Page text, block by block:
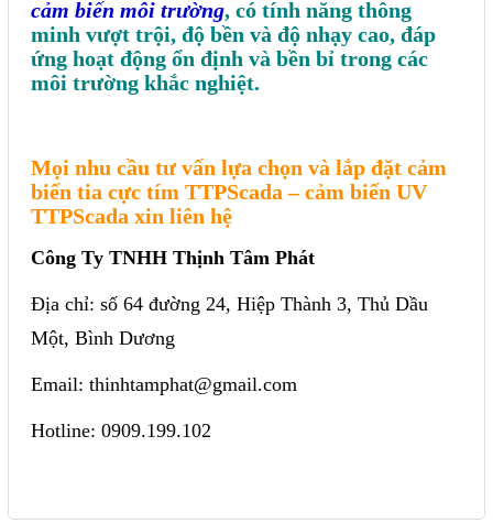
cảm biến môi trường, có tính năng thông
minh vượt trội, độ bền và độ nhạy cao, đáp
ứng hoạt động ổn định và bền bỉ trong các
môi trường khắc nghiệt.
Mọi nhu cầu tư vấn lựa chọn và lắp đặt cảm
biến tia cực tím TTPScada – cảm biến UV
TTPScada xin liên hệ
Công Ty TNHH Thịnh Tâm Phát
Địa chỉ: số 64 đường 24, Hiệp Thành 3, Thủ Dầu
Một, Bình Dương
Email: thinhtamphat@gmail.com
Hotline: 0909.199.102